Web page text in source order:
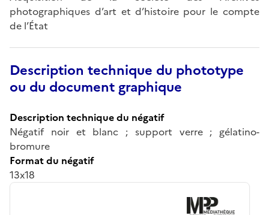
photographiques d’art et d’histoire pour le compte
de l’État
Description technique du phototype
ou du document graphique
Description technique du négatif
Négatif noir et blanc ; support verre ; gélatino-
bromure
Format du négatif
13x18